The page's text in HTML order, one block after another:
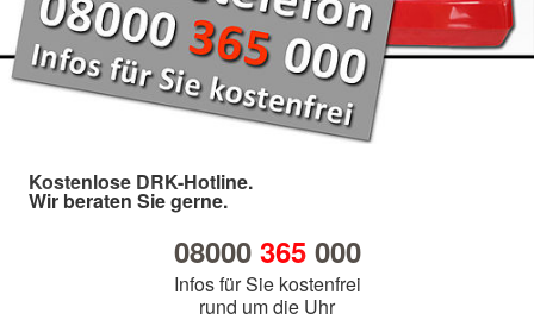
Kostenlose DRK-Hotline.
Wir beraten Sie gerne.
08000 365000
Infos für Sie kostenfrei
rund um die Uhr